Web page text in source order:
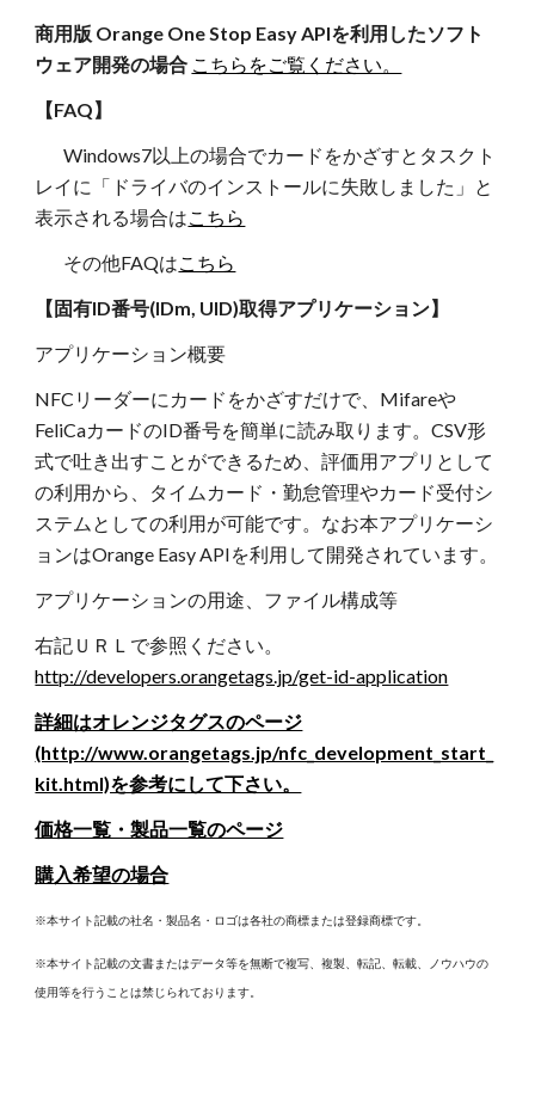
商用版 Orange One Stop Easy APIを利用したソフト
ウェア開発の場合 こちらをご覧ください。
【FAQ】
Windows7以上の場合でカードをかざすとタスクト
レイに「ドライバのインストールに失敗しました」と
表示される場合はこちら
その他FAQはこちら
【固有ID番号(IDm, UID)取得アプリケーション】
アプリケーション概要
NFCリーダーにカードをかざすだけで、Mifareや
FeliCaカードのID番号を簡単に読み取ります。CSV形
式で吐き出すことができるため、評価用アプリとして
の利用から、タイムカード・勤怠管理やカード受付シ
ステムとしての利用が可能です。なお本アプリケーシ
ョンはOrange Easy APIを利用して開発されています。
アプリケーションの用途、ファイル構成等
右記ＵＲＬで参照ください。
http://developers.orangetags.jp/get-id-application
詳細はオレンジタグスのページ
(http://www.orangetags.jp/nfc_development_start_
kit.html)を参考にして下さい。
価格一覧・製品一覧のページ
購入希望の場合
※本サイト記載の社名・製品名・ロゴは各社の商標または登録商標です。
※本サイト記載の文書またはデータ等を無断で複写、複製、転記、転載、ノウハウの
使用等を行うことは禁じられております。